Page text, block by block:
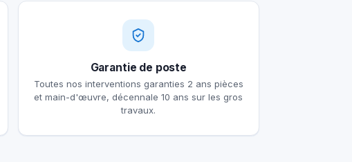
Garantie de poste
Toutes nos interventions garanties 2 ans pièces
et main-d'œuvre, décennale 10 ans sur les gros
travaux.